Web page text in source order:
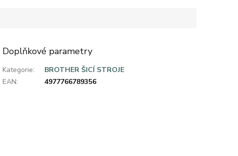
Doplňkové parametry
Kategorie:
BROTHER ŠICÍ STROJE
EAN: 4977766789356